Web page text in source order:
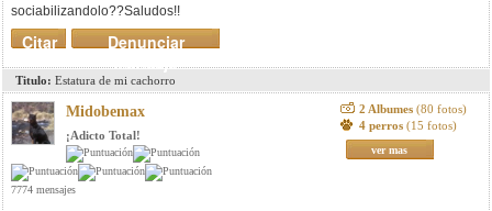
sociabilizandolo??Saludos!!
Denunciar
mensaje
Citar
Titulo: Estatura de mi cachorro
Midobemax
¡Adicto Total!
7774 mensajes
2 Albumes (80 fotos)
4 perros (15 fotos)
ver mas